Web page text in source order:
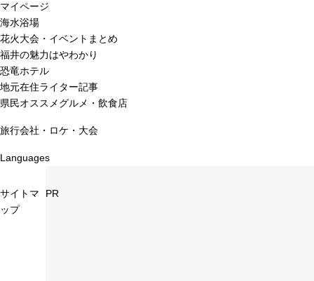
マイページ
海水浴場
花火大会・イベントまとめ
福井の魅力はやわかり
恐竜ホテル
地元在住ライター記事
県民オススメグルメ・飲食店
旅行会社・ロケ・大会
Languages
サイトマ
ップ
PR